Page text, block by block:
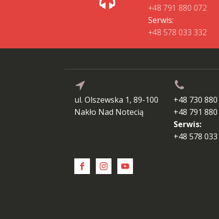
+48 791 880 072
Serwis:
+48 578 033 332
ul. Olszewska 1, 89-100
Nakło Nad Notecią
+48 730
+48 791
Serwis:
+48 578